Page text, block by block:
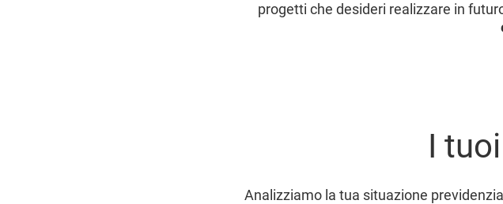
progetti che desideri realizzare in
I
Analizziamo la tua situazione